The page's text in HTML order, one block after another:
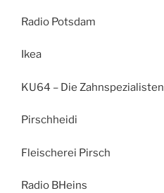
Radio Potsdam
Ikea
KU64 – Die Zahnspezialisten
Pirschheidi
Fleischerei Pirsch
Radio BHeins